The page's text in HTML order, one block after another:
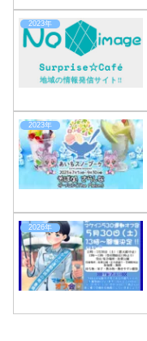
2023年
2023年
2026年